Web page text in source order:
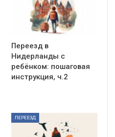
Переезд в
Нидерланды с
ребёнком: пошаговая
инструкция, ч.2
ПЕРЕЕЗД